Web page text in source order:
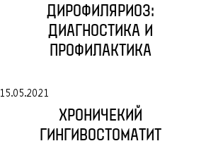
ДИРОФИЛЯРИОЗ:
ДИАГНОСТИКА И
ПРОФИЛАКТИКА
15.05.2021
ХРОНИЧЕКИЙ
ГИНГИВОСТОМАТИТ